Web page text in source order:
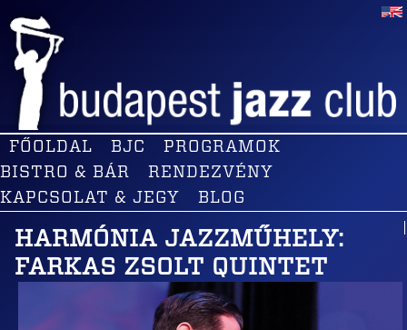
FŐOLDAL BJC
PROGRAMOK
BISTRO & BÁR
RENDEZVÉNY
KAPCSOLAT & JEGY
BLOG
HARMÓNIA JAZZMŰHELY:
FARKAS ZSOLT QUINTET